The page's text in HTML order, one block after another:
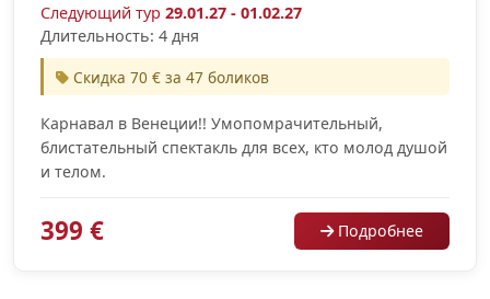
Следующий тур 29.01.27 - 01.02.27
Длительность: 4 дня
Скидка 70 € за 47 боликов
Карнавал в Венеции!! Умопомрачительный,
блистательный спектакль для всех, кто молод душой
и телом.
399 € Подробнее